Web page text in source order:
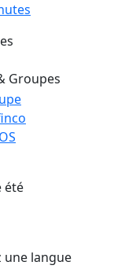
Groupes
été
une langue